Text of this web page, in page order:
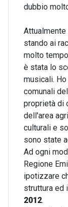
dubbio
stando ai
molto
è stata lo
musicali.
comunali
proprietà di
dell'area
culturali e
sono state
Ad ogni
Regione
ipotizzare
struttura ed
2012.